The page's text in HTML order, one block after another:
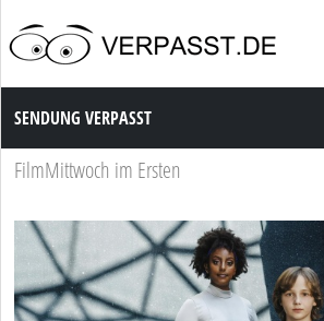
Sendung Verpasst
SENDUNG VERPASST
FilmMittwoch im Ersten